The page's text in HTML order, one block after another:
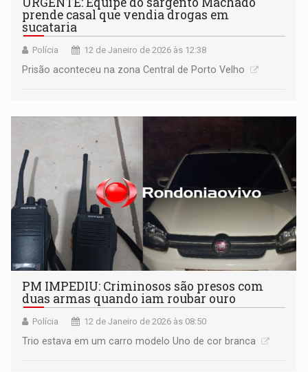
prende casal que vendia drogas em
sucataria
Polícia 12 de Janeiro de 2026 às 12:38
Prisão aconteceu na zona Central de Porto Velho
PM IMPEDIU: Criminosos são presos com
duas armas quando iam roubar ouro
Polícia 12 de Janeiro de 2026 às 08:50
Trio estava em um carro modelo Uno de cor branca